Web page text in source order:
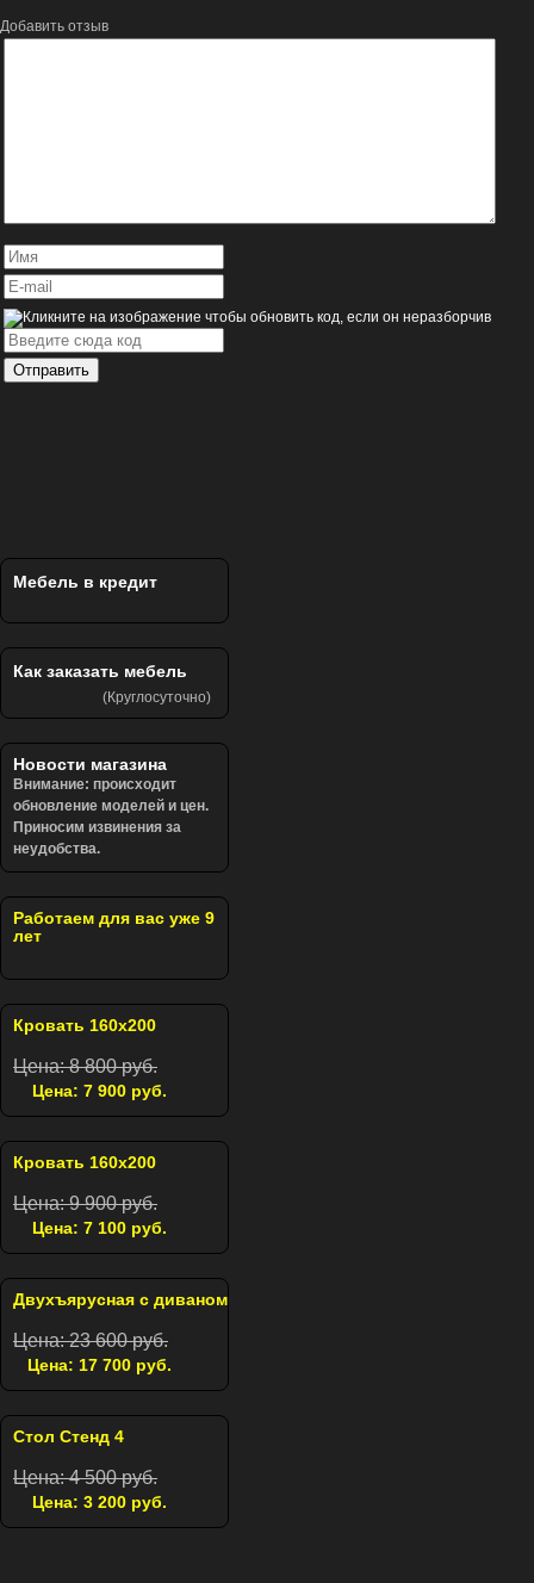
Добавить отзыв
Отправить
Мебель в кредит
Как заказать мебель
(Круглосуточно)
Новости магазина
Внимание: происходит
обновление моделей и цен.
Приносим извинения за
неудобства.
Работаем для вас уже 9
лет
Кровать 160х200
Цена: 8 800 руб.
Цена: 7 900 руб.
Кровать 160х200
Цена: 9 900 руб.
Цена: 7 100 руб.
Двухъярусная с диваном
Цена: 23 600 руб.
Цена: 17 700 руб.
Стол Стенд 4
Цена: 4 500 руб.
Цена: 3 200 руб.